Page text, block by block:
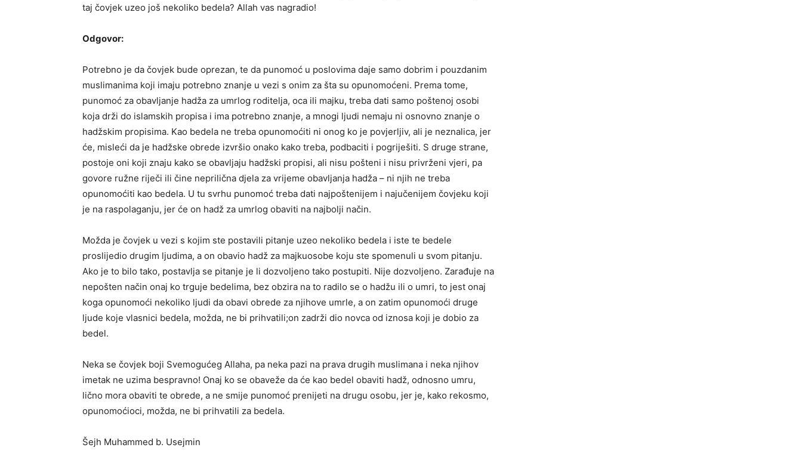
taj čovjek uzeo još nekoliko bedela? Allah vas nagradio!
Odgovor:
Potrebno je da čovjek bude oprezan, te da punomoć u poslovima daje samo dobrim i pouzdanim
muslimanima koji imaju potrebno znanje u vezi s onim za šta su opunomoćeni. Prema tome,
punomoć za obavljanje hadža za umrlog roditelja, oca ili majku, treba dati samo poštenoj osobi
koja drži do islamskih propisa i ima potrebno znanje, a mnogi ljudi nemaju ni osnovno znanje o
hadžskim propisima. Kao bedela ne treba opunomoćiti ni onog ko je povjerljiv, ali je neznalica, jer
će, misleći da je hadžske obrede izvršio onako kako treba, podbaciti i pogriješiti. S druge strane,
postoje oni koji znaju kako se obavljaju hadžski propisi, ali nisu pošteni i nisu privrženi vjeri, pa
govore ružne riječi ili čine neprilična djela za vrijeme obavljanja hadža – ni njih ne treba
opunomoćiti kao bedela. U tu svrhu punomoć treba dati najpoštenijem i najučenijem čovjeku koji
je na raspolaganju, jer će on hadž za umrlog obaviti na najbolji način.
Možda je čovjek u vezi s kojim ste postavili pitanje uzeo nekoliko bedela i iste te bedele
proslijedio drugim ljudima, a on obavio hadž za majkuosobe koju ste spomenuli u svom pitanju.
Ako je to bilo tako, postavlja se pitanje je li dozvoljeno tako postupiti. Nije dozvoljeno. Zarađuje na
nepošten način onaj ko trguje bedelima, bez obzira na to radilo se o hadžu ili o umri, to jest onaj
koga opunomoći nekoliko ljudi da obavi obrede za njihove umrle, a on zatim opunomoći druge
ljude koje vlasnici bedela, možda, ne bi prihvatili;on zadrži dio novca od iznosa koji je dobio za
bedel.
Neka se čovjek boji Svemogućeg Allaha, pa neka pazi na prava drugih muslimana i neka njihov
imetak ne uzima bespravno! Onaj ko se obaveže da će kao bedel obaviti hadž, odnosno umru,
lično mora obaviti te obrede, a ne smije punomoć prenijeti na drugu osobu, jer je, kako rekosmo,
opunomoćioci, možda, ne bi prihvatili za bedela.
Šejh Muhammed b. Usejmin